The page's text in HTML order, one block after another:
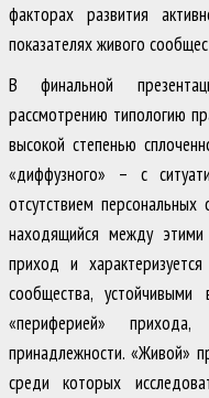
факторах развития
показателях живого
В финальной
рассмотрению типологию
высокой степенью
«диффузного» – с
отсутствием
находящийся между этими
приход и
сообщества,
«периферией»
принадлежности. «Живой»
среди которых